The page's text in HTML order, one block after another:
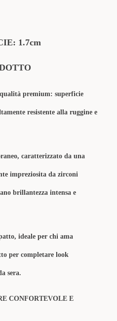
1.7cm
premium: superficie
resistente alla ruggine e
caratterizzato da una
impreziosita da zirconi
brillantezza intensa e
ideale per chi ama
per completare look
sera.
CONFORTEVOLE E